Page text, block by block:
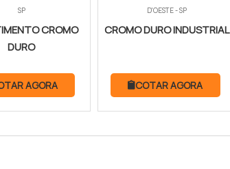
SP
CROMO
DURO
AGORA
D'OESTE - SP
CROMO DURO INDUSTRIAL
COTAR AGORA